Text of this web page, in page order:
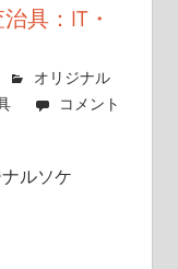
具：IT・
オリジナル
コメント
ルソケ